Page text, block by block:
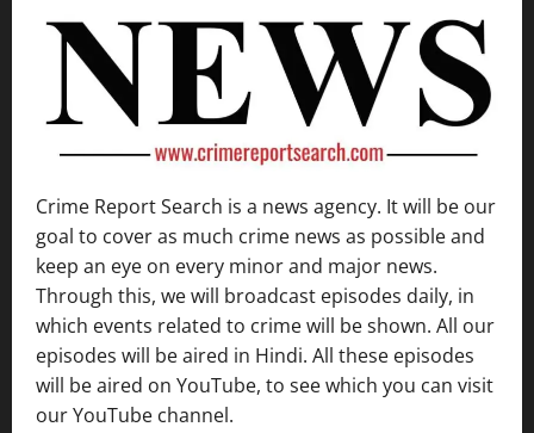
Crime Report Search is a news agency. It will be our
goal to cover as much crime news as possible and
keep an eye on every minor and major news.
Through this, we will broadcast episodes daily, in
which events related to crime will be shown. All our
episodes will be aired in Hindi. All these episodes
will be aired on YouTube, to see which you can visit
our YouTube channel.